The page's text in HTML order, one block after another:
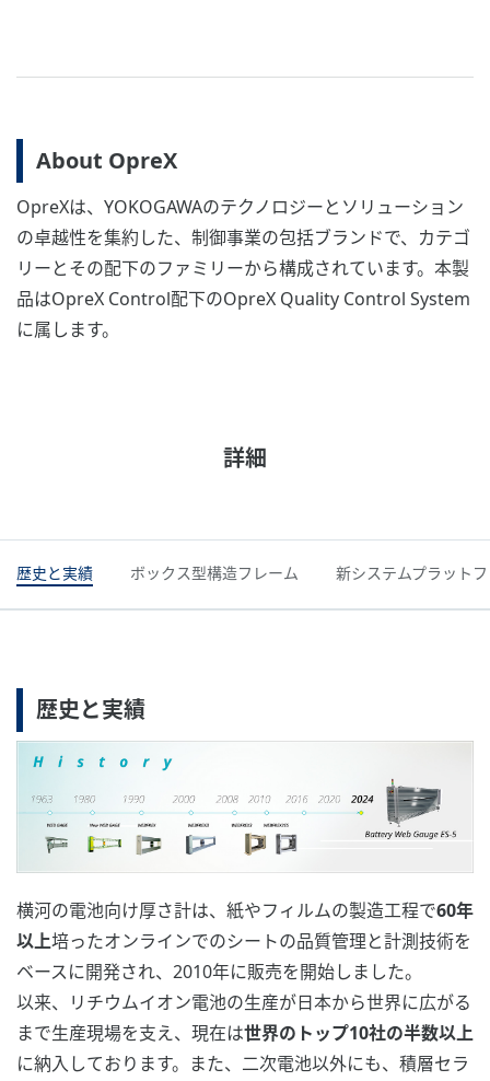
About OpreX
OpreXは、YOKOGAWAのテクノロジーとソリューション
の卓越性を集約した、制御事業の包括ブランドで、カテゴ
リーとその配下のファミリーから構成されています。本製
品はOpreX Control配下のOpreX Quality Control System
に属します。
詳細
歴史と実績 ボックス型構造フレーム 新システムプラット
歴史と実績
横河の電池向け厚さ計は、紙やフィルムの製造工程で60年
以上培ったオンラインでのシートの品質管理と計測技術を
ベースに開発され、2010年に販売を開始しました。
以来、リチウムイオン電池の生産が日本から世界に広がる
まで生産現場を支え、現在は世界のトップ10社の半数以上
に納入しております。また、二次電池以外にも、積層セラ